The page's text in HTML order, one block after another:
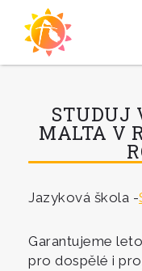
STUDUJ
MALTA V
Jazyková škola -
Garantujeme
pro dospělé i